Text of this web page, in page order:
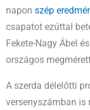
napon szép
csapatot ezúttal
Fekete-Nagy Ábel
országos
A szerda délelőtti
versenyszámban is